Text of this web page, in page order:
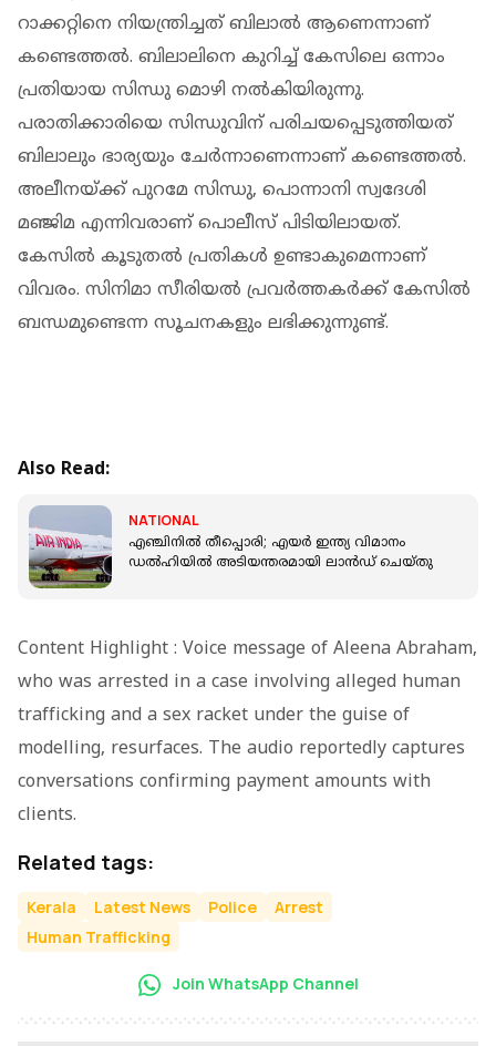
റാക്കറ്റിനെ നിയന്ത്രിച്ചത് ബിലാല്‍ ആണെന്നാണ്
കണ്ടെത്തല്‍. ബിലാലിനെ കുറിച്ച് കേസിലെ ഒന്നാം
പ്രതിയായ സിന്ധു മൊഴി നല്‍കിയിരുന്നു.
പരാതിക്കാരിയെ സിന്ധുവിന് പരിചയപ്പെടുത്തിയത്
ബിലാലും ഭാര്യയും ചേര്‍ന്നാണെന്നാണ് കണ്ടെത്തല്‍.
അലീനയ്ക്ക് പുറമേ സിന്ധു, പൊന്നാനി സ്വദേശി
മഞ്ജിമ എന്നിവരാണ് പൊലീസ് പിടിയിലായത്.
കേസില്‍ കൂടുതല്‍ പ്രതികള്‍ ഉണ്ടാകുമെന്നാണ്
വിവരം. സിനിമാ സീരിയല്‍ പ്രവര്‍ത്തകര്‍ക്ക് കേസില്‍
ബന്ധമുണ്ടെന്ന സൂചനകളും ലഭിക്കുന്നുണ്ട്.
Also Read:
NATIONAL
എഞ്ചിനില്‍ തീപ്പൊരി; എയർ ഇന്ത്യ വിമാനം
ഡൽഹിയിൽ അടിയന്തരമായി ലാൻഡ് ചെയ്തു
Content Highlight : Voice message of Aleena Abraham,
who was arrested in a case involving alleged human
trafficking and a sex racket under the guise of
modelling, resurfaces. The audio reportedly captures
conversations confirming payment amounts with
clients.
Related tags:
Kerala Latest News Police
Arrest
Human Trafficking
Join WhatsApp Channel